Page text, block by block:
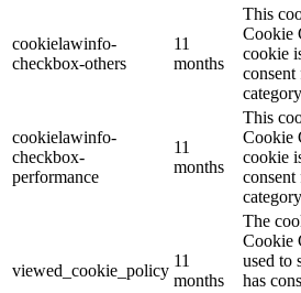
cookielawinfo-
checkbox-others
11
months
This
Cookie
cookie
cookielawinfo-
checkbox-
performance
11
months
This
Cookie
cookie
viewed_cookie_policy
11
months
The
Cookie
used to
has